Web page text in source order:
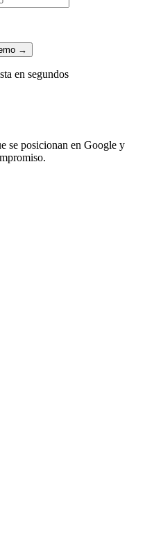
→
en segundos
se posicionan en Google y